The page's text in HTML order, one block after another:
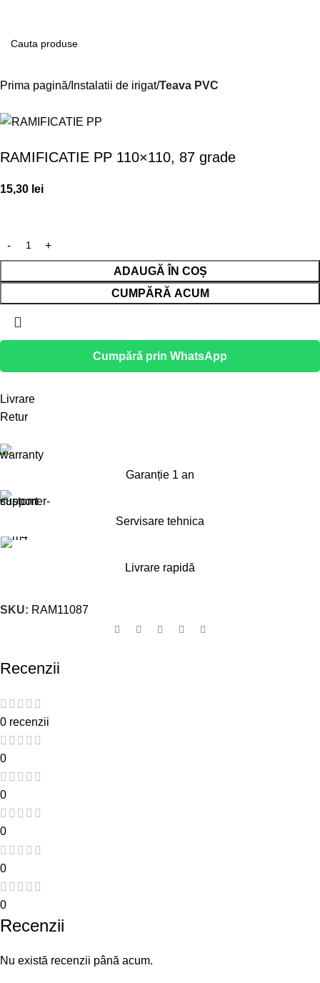
Prima pagină Instalatii de irigat Teava PVC
RAMIFICATIE PP 110×110, 87 grade
15,30 lei
ADAUGĂ ÎN COȘ
CUMPĂRĂ ACUM
Cumpără prin WhatsApp
Livrare
Retur
Garanție 1 an
Servisare tehnica
Livrare rapidă
SKU: RAM11087
Recenzii
0 recenzii
0
0
0
0
0
Recenzii
Nu există recenzii până acum.